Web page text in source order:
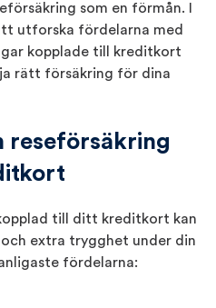
som en förmån. I
utforska fördelarna med
kopplade till kreditkort
rätt försäkring för dina
reseförsäkring
till ditt kreditkort kan
extra trygghet under din
fördelarna: